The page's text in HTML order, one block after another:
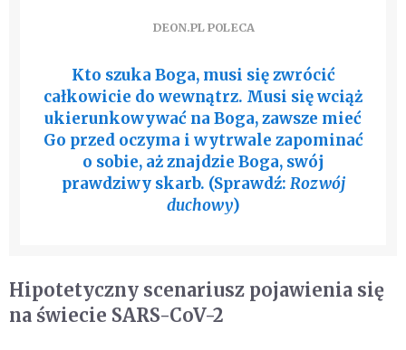
DEON.PL POLECA
Kto szuka Boga, musi się zwrócić
całkowicie do wewnątrz. Musi się wciąż
ukierunkowywać na Boga, zawsze mieć
Go przed oczyma i wytrwale zapominać
o sobie, aż znajdzie Boga, swój
prawdziwy skarb. (Sprawdź: Rozwój
duchowy)
Hipotetyczny scenariusz pojawienia się
na świecie SARS-CoV-2